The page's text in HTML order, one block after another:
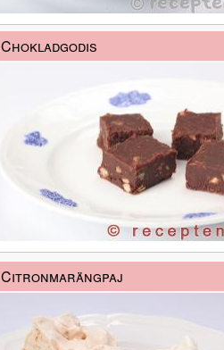
Chokladgodis
Citronmarängpaj